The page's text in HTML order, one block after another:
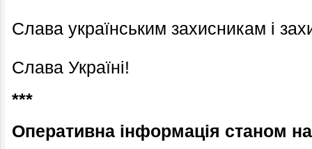
Слава українським захисникам і
Слава Україні!
***
Оперативна інформація станом